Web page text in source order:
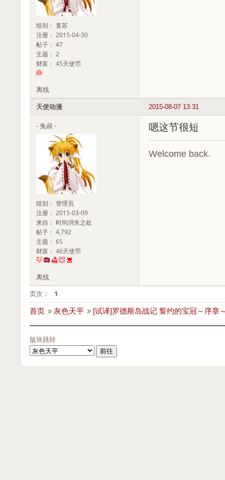
组别： 复苏
注册： 2015-04-30
帖子： 47
主题： 2
财富： 45天使币
离线
2015-08-07 13:31
天使动漫
- 兔叔 -
组别： 管理员
注册： 2015-03-09
来自： 时间消失之处
帖子： 4,792
主题： 65
财富： 46天使币
嗯这节很短
Welcome back.
离线
页次：
1
首页 » 灰色天平 » [试译]罗德斯岛战记 誓约的宝冠～序章
版块跳转